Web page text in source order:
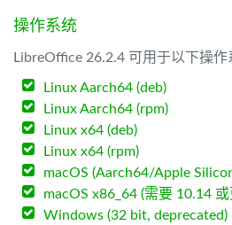
操作系统
LibreOffice 26.2.4 可用于以下操作
Linux Aarch64 (deb)
Linux Aarch64 (rpm)
Linux x64 (deb)
Linux x64 (rpm)
macOS (Aarch64/Apple
macOS x86_64 (需要 10.14
Windows (32 bit, deprecated)